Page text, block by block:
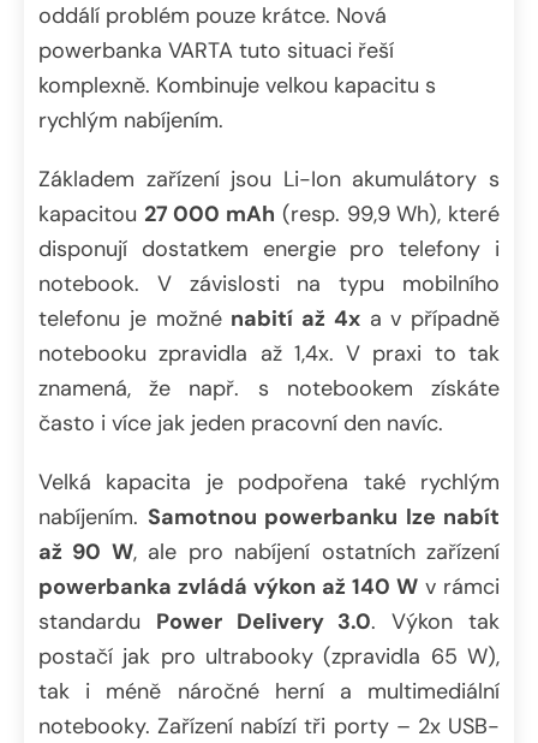
oddálí problém pouze krátce. Nová
powerbanka VARTA tuto situaci řeší
komplexně. Kombinuje velkou kapacitu s
rychlým nabíjením.
Základem zařízení jsou Li-Ion akumulátory s
kapacitou 27 000 mAh (resp. 99,9 Wh), které
disponují dostatkem energie pro telefony i
notebook. V závislosti na typu mobilního
telefonu je možné nabití až 4xa v případně
notebooku zpravidla až 1,4x. V praxi to tak
znamená, že např. s notebookem získáte
často i více jak jeden pracovní den navíc.
Velká kapacita je podpořena také rychlým
nabíjením. Samotnou powerbanku lze nabít
až 90 W, ale pro nabíjení ostatních zařízení
powerbanka zvládá výkon až 140 W v rámci
standardu Power Delivery 3.0. Výkon tak
postačí jak pro ultrabooky (zpravidla 65 W),
tak i méně náročné herní a multimediální
notebooky. Zařízení nabízí tři porty – 2x USB-